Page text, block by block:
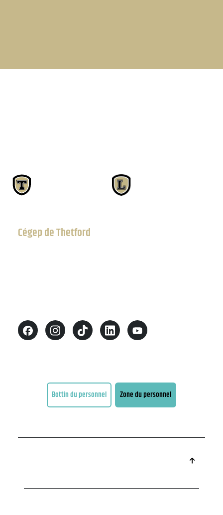
Cégep de Thetford
Bottin du personnel Zone du personnel